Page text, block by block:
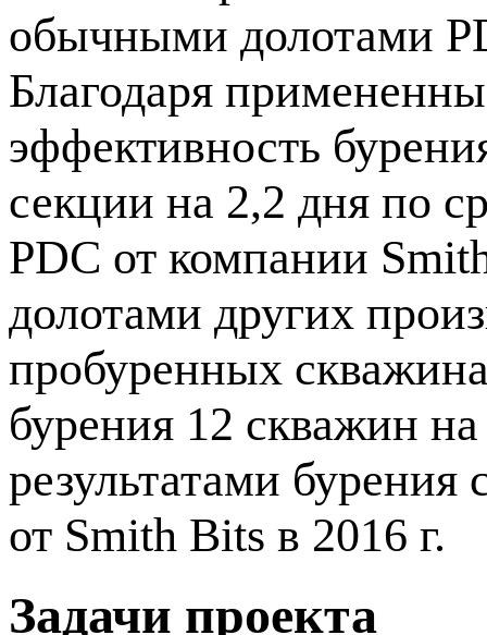
обычными долотами
Благодаря
эффективность
секции на 2,2 дня по
PDC от компании
долотами других
пробуренных
бурения 12 скважин
результатами
от Smith Bits в 2016 г.
Задачи проекта